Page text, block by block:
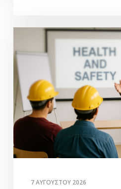
7 ΑΥΓΟΎΣΤΟΥ 2026